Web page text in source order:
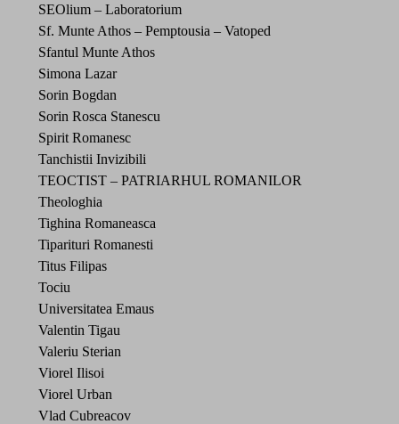
SEOlium – Laboratorium
Sf. Munte Athos – Pemptousia – Vatoped
Sfantul Munte Athos
Simona Lazar
Sorin Bogdan
Sorin Rosca Stanescu
Spirit Romanesc
Tanchistii Invizibili
TEOCTIST – PATRIARHUL ROMANILOR
Theologhia
Tighina Romaneasca
Tiparituri Romanesti
Titus Filipas
Tociu
Universitatea Emaus
Valentin Tigau
Valeriu Sterian
Viorel Ilisoi
Viorel Urban
Vlad Cubreacov